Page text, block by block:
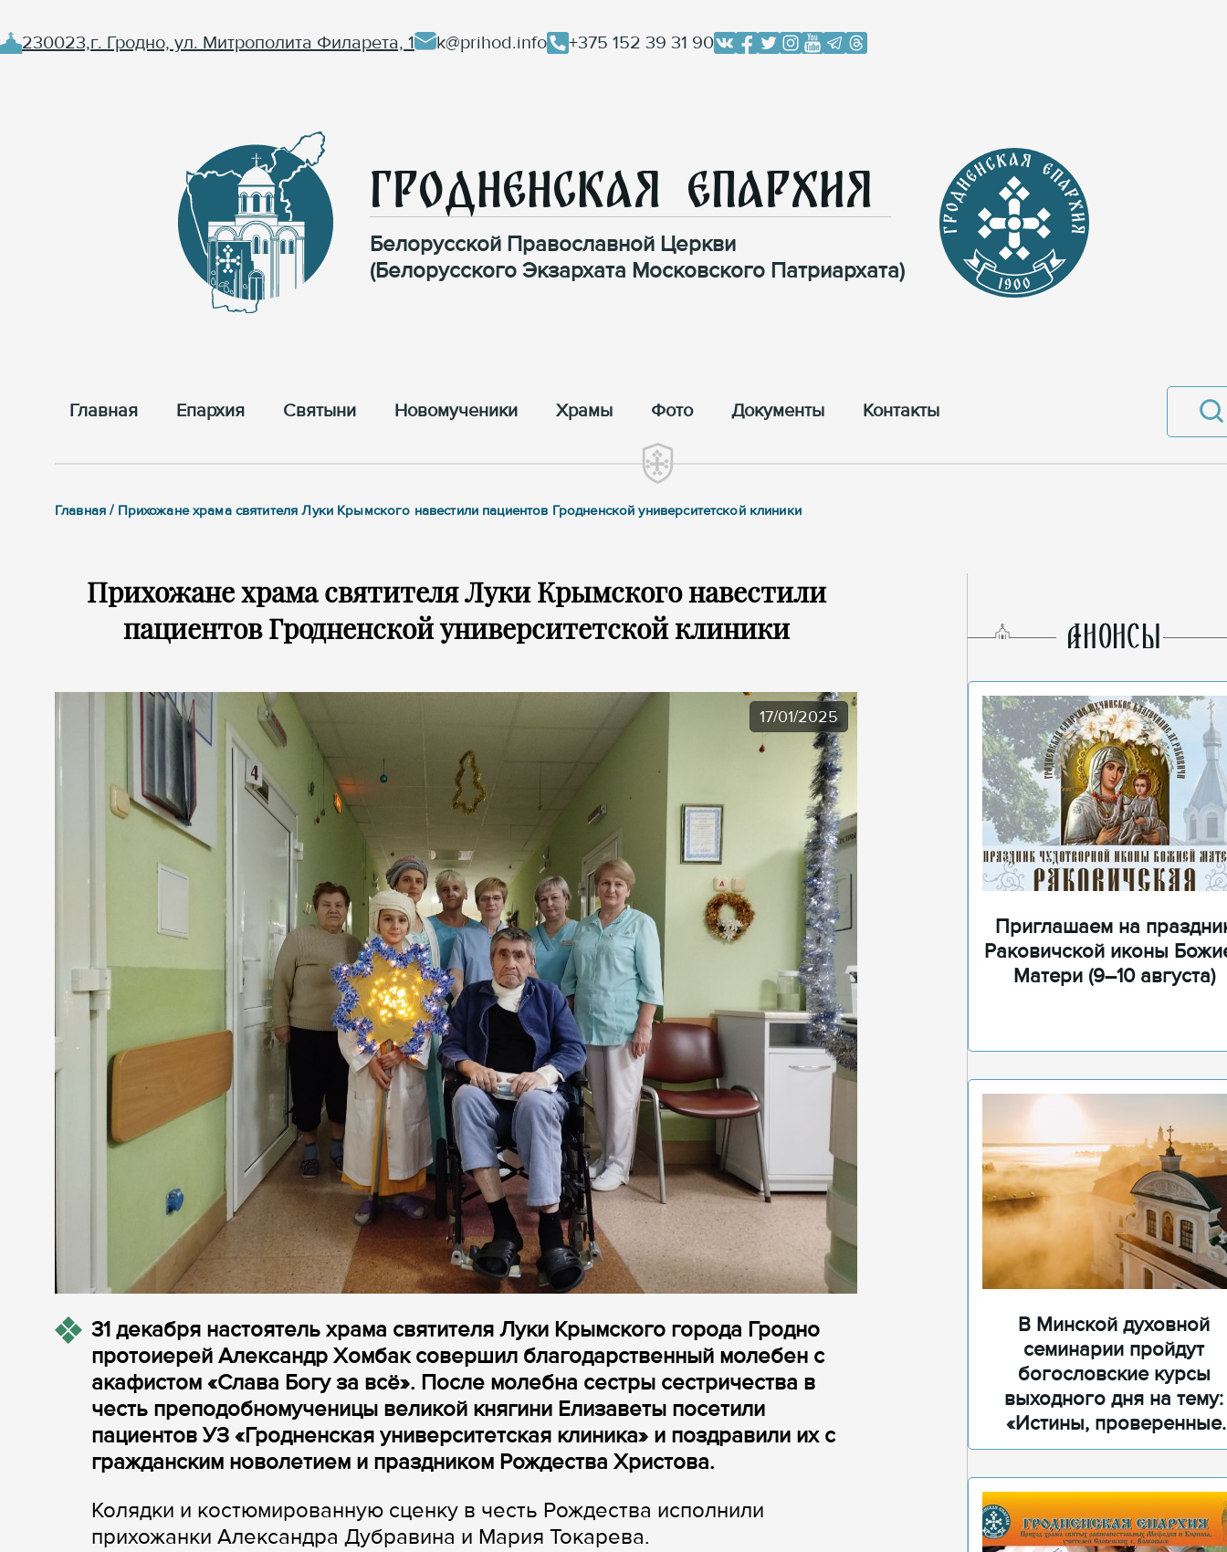
230023,г. Гродно, ул. Митрополита Филарета, 1 k@prihod.info +375 152 39 31 90
Гродненская Епархия
Белорусской Православной Церкви
(Белорусского Экзархата Московского Патриархата)
Главная Епархия Cвятыни Новомученики Храмы Фото Документы Контакты
Главная / Прихожане храма святителя Луки Крымского навестили пациентов Гродненской университетской клиники
Прихожане храма святителя Луки Крымского навестили
пациентов Гродненской университетской клиники
17/01/2025
31 декабря настоятель храма святителя Луки Крымского города Гродно
протоиерей Александр Хомбак совершил благодарственный молебен с
акафистом «Слава Богу за всё». После молебна сестры сестричества в
честь преподобномученицы великой княгини Елизаветы посетили
пациентов УЗ «Гродненская университетская клиника» и поздравили их с
гражданским новолетием и праздником Рождества Христова.
Колядки и костюмированную сценку в честь Рождества исполнили
прихожанки Александра Дубравина и Мария Токарева.
AНОНСЫ
Приглашаем на
Раковичской иконы
Матери (9–10 августа)
В Минской духовной
семинарии пройдут
богословские курсы
выходного дня на тему:
«Истины, проверенные
временем»